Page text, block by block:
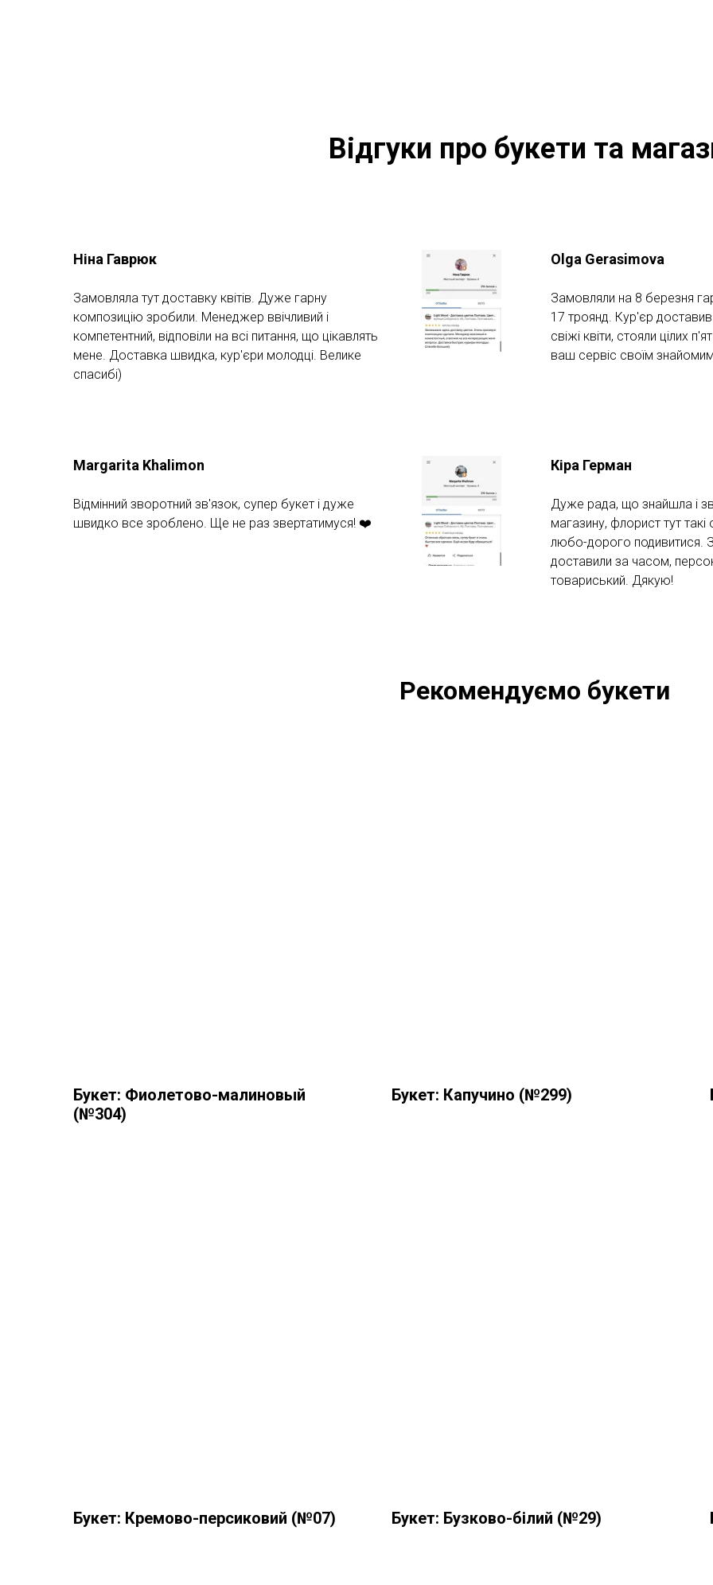
Відгуки про букети та
Ніна Гаврюк
Замовляла тут доставку квітів. Дуже гарну
композицію зробили. Менеджер ввічливий і
компетентний, відповіли на всі питання, що цікавлять
мене. Доставка швидка, кур'єри молодці. Велике
спасибі)
Olga Gerasimova
Замовляли на 8 березня
17 троянд. Кур'єр
свіжі квіти, стояли цілих
ваш сервіс своїм
Margarita Khalimon
Відмінний зворотний зв'язок, супер букет і дуже
швидко все зроблено. Ще не раз звертатимуся! ❤️
Кіра Герман
Дуже рада, що знайшла і
магазину, флорист тут
любо-дорого подивитися.
доставили за часом,
товариський. Дякую!
Рекомендуємо букети
Букет: Фиолетово-малиновый
(№304)
Букет: Капучино (№299)
Букет: Кремово-персиковий (№07) Букет: Бузково-білий (№29)